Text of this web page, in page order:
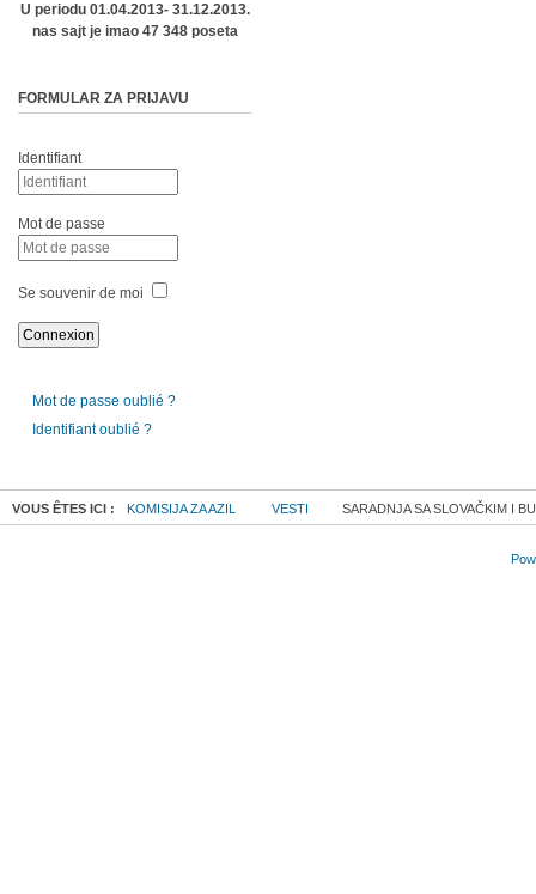
U periodu 01.04.2013- 31.12.2013.
nas sajt je imao 47 348 poseta
FORMULAR ZA PRIJAVU
Identifiant
Mot de passe
Se souvenir de moi
Mot de passe oublié ?
Identifiant oublié ?
VOUS ÊTES ICI : KOMISIJA ZA AZIL VESTI SARADNJA SA SLOVAČKIM I